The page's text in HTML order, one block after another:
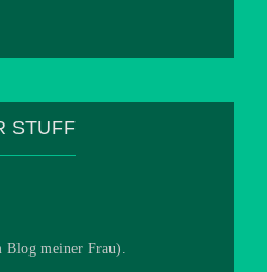
STUFF
Blog meiner Frau).